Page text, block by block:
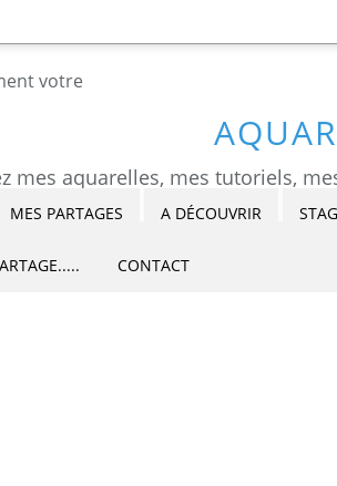
MES PARTAGES A DÉCOUVRIR
CONTACT